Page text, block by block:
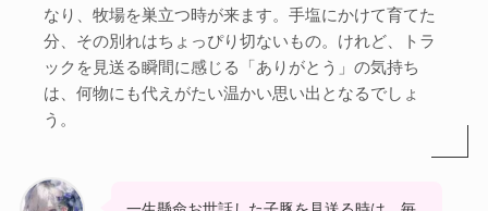
なり、牧場を巣立つ時が来ます。手塩にかけて育てた
分、その別れはちょっぴり切ないもの。けれど、トラ
ックを見送る瞬間に感じる「ありがとう」の気持ち
は、何物にも代えがたい温かい思い出となるでしょ
う。